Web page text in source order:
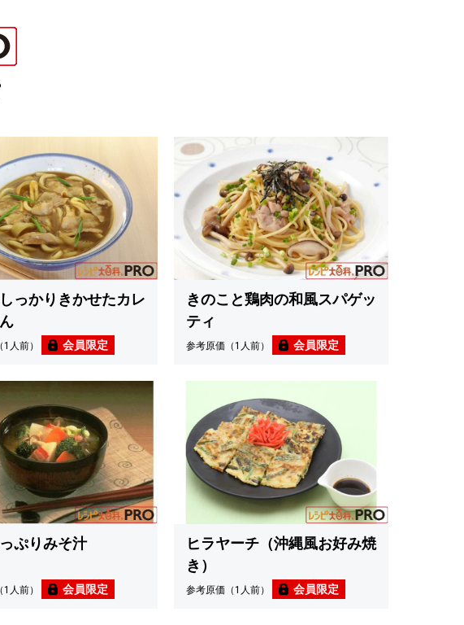
っかりきかせたカレ
1人前） 会員限定
きのこと鶏肉の和風スパゲッ
ティ
参考原価（1人前） 会員限定
ぷりみそ汁
1人前） 会員限定
ヒラヤーチ（沖縄風お好み焼
き）
参考原価（1人前） 会員限定